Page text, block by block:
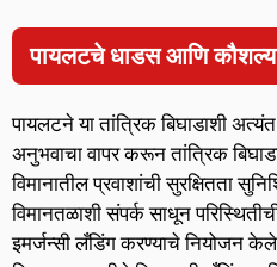
पायलटचे धाडस आणि कौशल्य
पायलटने या तांत्रिक बिघाडाशी
अनुभवाचा वापर करून तांत्रिक
विमानातील प्रवाशांची सुरक्षितता
विमानतळाशी संपर्क साधून
इमर्जन्सी लँडिंग करण्याचे नियोजन